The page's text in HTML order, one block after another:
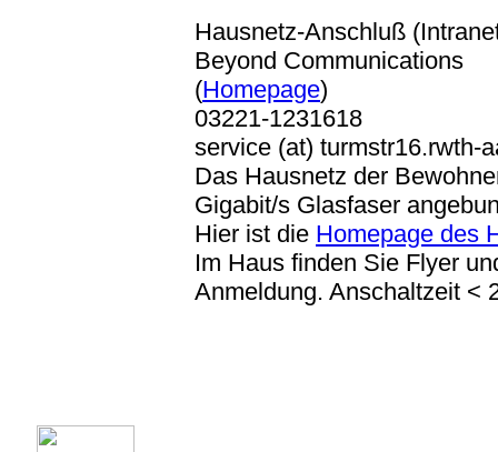
Hausnetz-Anschluß
Beyond Communications
(Homepage)
03221-1231618
service (at) turmstr16.rwth-
Das Hausnetz der
Gigabit/s Glasfaser
Hier ist die Homepage des
Im Haus finden Sie Flyer
Anmeldung. Anschaltzeit <